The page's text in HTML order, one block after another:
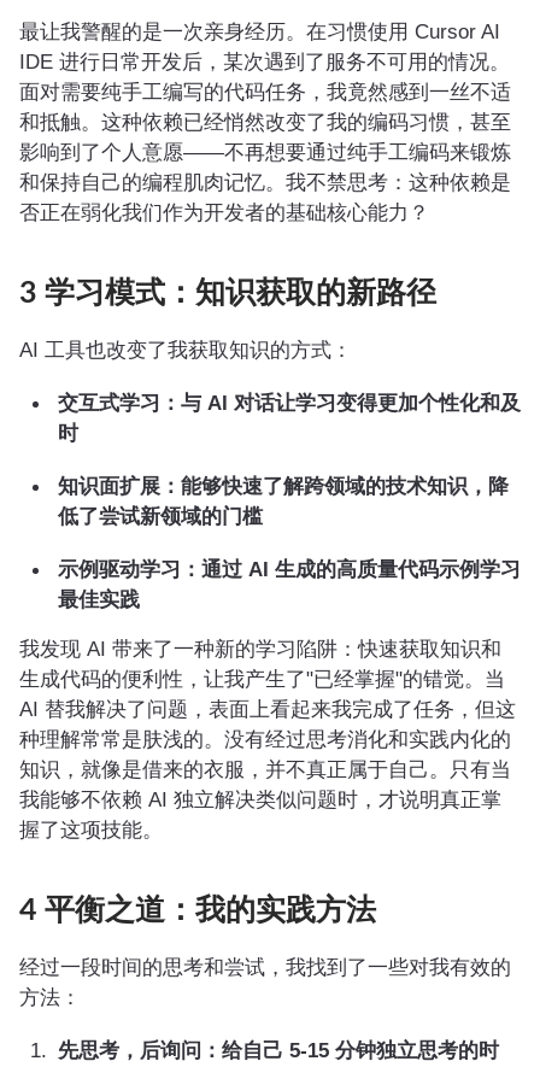
最让我警醒的是一次亲身经历。在习惯使用 Cursor AI
IDE 进行日常开发后，某次遇到了服务不可用的情况。
面对需要纯手工编写的代码任务，我竟然感到一丝不适
和抵触。这种依赖已经悄然改变了我的编码习惯，甚至
影响到了个人意愿——不再想要通过纯手工编码来锻炼
和保持自己的编程肌肉记忆。我不禁思考：这种依赖是
否正在弱化我们作为开发者的基础核心能力？
3 学习模式：知识获取的新路径
AI 工具也改变了我获取知识的方式：
交互式学习：与 AI 对话让学习变得更加个性化和及
时
知识面扩展：能够快速了解跨领域的技术知识，降
低了尝试新领域的门槛
示例驱动学习：通过 AI 生成的高质量代码示例学习
最佳实践
我发现 AI 带来了一种新的学习陷阱：快速获取知识和
生成代码的便利性，让我产生了"已经掌握"的错觉。当
AI 替我解决了问题，表面上看起来我完成了任务，但这
种理解常常是肤浅的。没有经过思考消化和实践内化的
知识，就像是借来的衣服，并不真正属于自己。只有当
我能够不依赖 AI 独立解决类似问题时，才说明真正掌
握了这项技能。
4 平衡之道：我的实践方法
经过一段时间的思考和尝试，我找到了一些对我有效的
方法：
先思考，后询问：给自己 5-15 分钟独立思考的时